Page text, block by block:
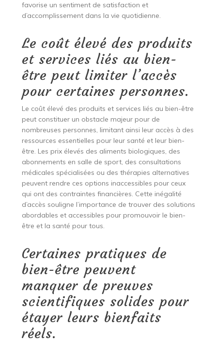
favorise un sentiment de satisfaction et
d’accomplissement dans la vie quotidienne.
Le coût élevé des produits
et services liés au bien-
être peut limiter l’accès
pour certaines personnes.
Le coût élevé des produits et services liés au bien-être
peut constituer un obstacle majeur pour de
nombreuses personnes, limitant ainsi leur accès à des
ressources essentielles pour leur santé et leur bien-
être. Les prix élevés des aliments biologiques, des
abonnements en salle de sport, des consultations
médicales spécialisées ou des thérapies alternatives
peuvent rendre ces options inaccessibles pour ceux
qui ont des contraintes financières. Cette inégalité
d’accès souligne l’importance de trouver des solutions
abordables et accessibles pour promouvoir le bien-
être et la santé pour tous.
Certaines pratiques de
bien-être peuvent
manquer de preuves
scientifiques solides pour
étayer leurs bienfaits
réels.